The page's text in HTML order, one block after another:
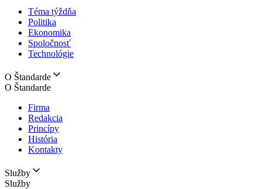
Téma týždňa
Politika
Ekonomika
Spoločnosť
Technológie
O Štandarde
O Štandarde
Firma
Redakcia
Princípy
História
Kontakty
Služby
Služby